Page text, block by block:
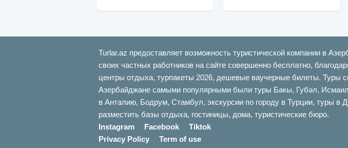
Turlar.az предоставляет возможность туристической компании в
своих частных работников на сайте совершенно бесплатно,
центры отдыха, турпакеты 2026, дешевые ваучерные билеты. Туры
Азербайджане самыми популярными были туры Бакы, Губəл,
в Анталию, Бодрум, Стамбул, экскурсии по городу в Турции, туры в
разместить базы отдыха, гостиницы, дома, туристические бюро.
Instagram
Facebook
Tiktok
Privacy Policy
Term of use